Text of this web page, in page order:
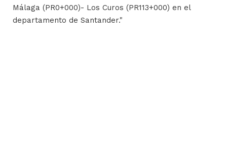
Málaga (PR0+000)- Los Curos (PR113+000) en el
departamento de Santander."